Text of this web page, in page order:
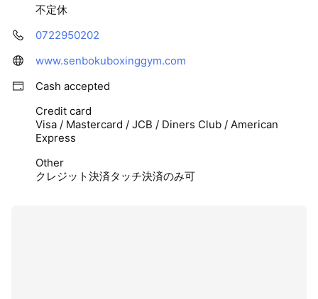
不定休
0722950202
www.senbokuboxinggym.com
Cash accepted
Credit card
Visa / Mastercard / JCB / Diners Club / American
Express
Other
クレジット決済タッチ決済のみ可